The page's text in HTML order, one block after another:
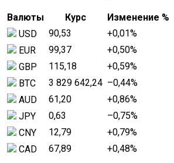
Валюты Курс
Изменение %
USD
90,53 +0,01%
EUR
99,37 +0,50%
GBP
115,18 +0,59%
BTC
3 829 642,24 –0,44%
AUD
61,20 +0,86%
JPY
0,63 –0,75%
CNY
12,79 +0,79%
CAD
67,89 +0,48%